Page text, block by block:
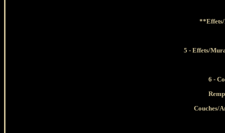
**Effets/
5 - Effets/
6 -
Couches/